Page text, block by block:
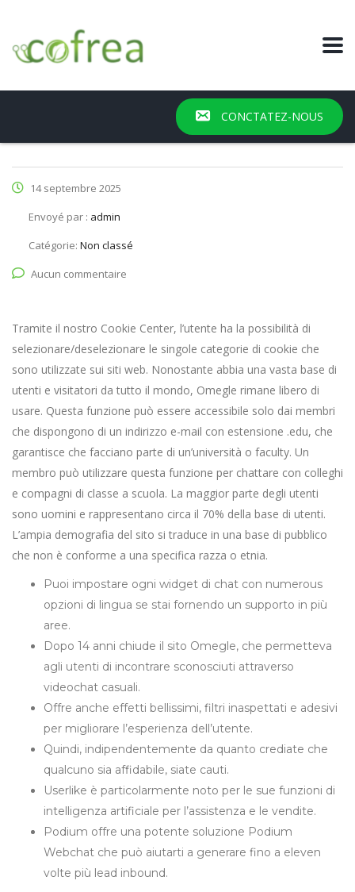
CONCTATEZ-NOUS
14 septembre 2025
Envoyé par : admin
Catégorie: Non classé
Aucun commentaire
Tramite il nostro Cookie Center, l’utente ha la possibilità di
selezionare/deselezionare le singole categorie di cookie che
sono utilizzate sui siti web. Nonostante abbia una vasta base di
utenti e visitatori da tutto il mondo, Omegle rimane libero di
usare. Questa funzione può essere accessibile solo dai membri
che dispongono di un indirizzo e-mail con estensione .edu, che
garantisce che facciano parte di un’università o faculty. Un
membro può utilizzare questa funzione per chattare con colleghi
e compagni di classe a scuola. La maggior parte degli utenti
sono uomini e rappresentano circa il 70% della base di utenti.
L’ampia demografia del sito si traduce in una base di pubblico
che non è conforme a una specifica razza o etnia.
Puoi impostare ogni widget di chat con numerous
opzioni di lingua se stai fornendo un supporto in più
aree.
Dopo 14 anni chiude il sito Omegle, che permetteva
agli utenti di incontrare sconosciuti attraverso
videochat casuali.
Offre anche effetti bellissimi, filtri inaspettati e adesivi
per migliorare l’esperienza dell’utente.
Quindi, indipendentemente da quanto crediate che
qualcuno sia affidabile, siate cauti.
Userlike è particolarmente noto per le sue funzioni di
intelligenza artificiale per l’assistenza e le vendite.
Podium offre una potente soluzione Podium
Webchat che può aiutarti a generare fino a eleven
volte più lead inbound.